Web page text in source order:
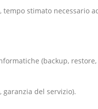
stimato necessario
(backup, restore,
garanzia del servizio).